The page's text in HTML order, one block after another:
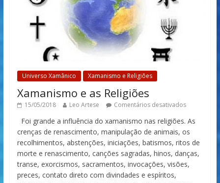
Universo Xamânico Xamanismo e Religiões
Xamanismo e as Religiões
15/05/2018 Leo Artese Comentários desativados
Foi grande a influência do xamanismo nas religiões. As
crenças de renascimento, manipulação de animais, os
recolhimentos, abstenções, iniciações, batismos, ritos de
morte e renascimento, canções sagradas, hinos, danças,
transe, exorcismos, sacramentos, invocações, visões,
preces, contato direto com divindades e espíritos,